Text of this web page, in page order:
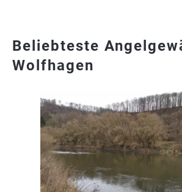
Beliebteste
Wolfhagen